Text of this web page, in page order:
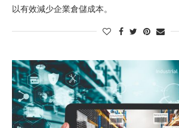
以有效減少企業倉儲成本。